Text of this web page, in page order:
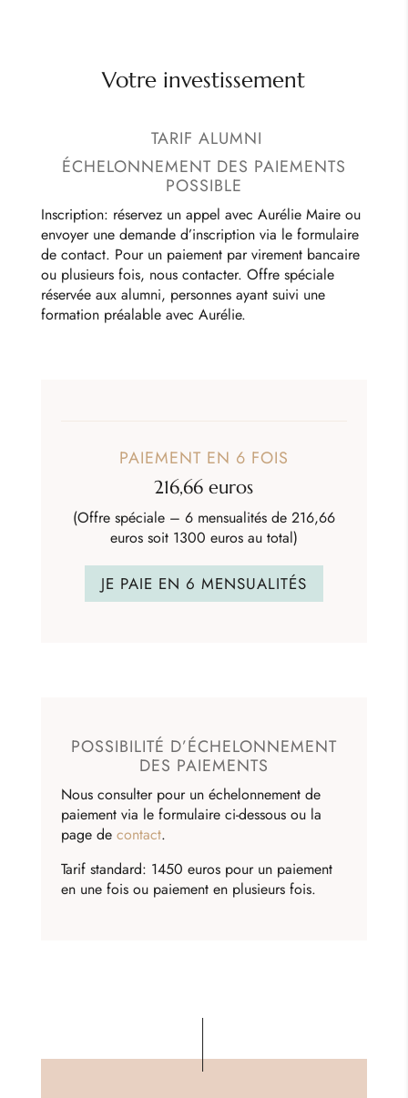
Votre investissement
TARIF ALUMNI
ÉCHELONNEMENT DES PAIEMENTS
POSSIBLE
Inscription: réservez un appel avec Aurélie Maire ou
envoyer une demande d’inscription via le formulaire
de contact. Pour un paiement par virement bancaire
ou plusieurs fois, nous contacter. Offre spéciale
réservée aux alumni, personnes ayant suivi une
formation préalable avec Aurélie.
PAIEMENT EN 6 FOIS
216,66 euros
(Offre spéciale – 6 mensualités de 216,66
euros soit 1300 euros au total)
JE PAIE EN 6 MENSUALITÉS
POSSIBILITÉ D’ÉCHELONNEMENT
DES PAIEMENTS
Nous consulter pour un échelonnement de
paiement via le formulaire ci-dessous ou la
page de contact.
Tarif standard: 1450 euros pour un paiement
en une fois ou paiement en plusieurs fois.